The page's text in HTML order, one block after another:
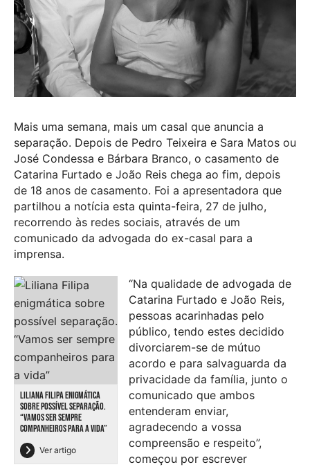
Mais uma semana, mais um casal que anuncia a
separação. Depois de Pedro Teixeira e Sara Matos ou
José Condessa e Bárbara Branco, o casamento de
Catarina Furtado e João Reis chega ao fim, depois
de 18 anos de casamento. Foi a apresentadora que
partilhou a notícia esta quinta-feira, 27 de julho,
recorrendo às redes sociais, através de um
comunicado da advogada do ex-casal para a
imprensa.
LILIANA FILIPA ENIGMÁTICA
SOBRE POSSÍVEL SEPARAÇÃO.
“VAMOS SER SEMPRE
COMPANHEIROS PARA A VIDA”
Ver artigo
“Na qualidade de advogada de
Catarina Furtado e João Reis,
pessoas acarinhadas pelo
público, tendo estes decidido
divorciarem-se de mútuo
acordo e para salvaguarda da
privacidade da família, junto o
comunicado que ambos
entenderam enviar,
agradecendo a vossa
compreensão e respeito”,
começou por escrever